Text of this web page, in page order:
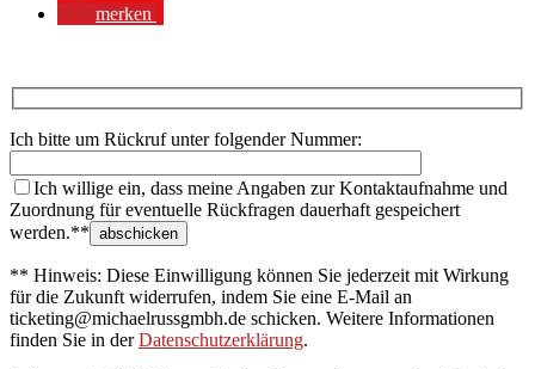
merken
Ich bitte um Rückruf unter folgender Nummer:
Ich willige ein, dass meine Angaben zur Kontaktaufnahme und
Zuordnung für eventuelle Rückfragen dauerhaft gespeichert
werden.**
** Hinweis: Diese Einwilligung können Sie jederzeit mit Wirkung
für die Zukunft widerrufen, indem Sie eine E-Mail an
ticketing@michaelrussgmbh.de schicken. Weitere Informationen
finden Sie in derDatenschutzerklärung.